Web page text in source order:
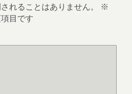
れることはありません。
※
目です